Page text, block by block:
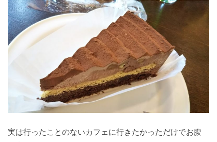
実は行ったことのないカフェに行きたかっただけでお腹